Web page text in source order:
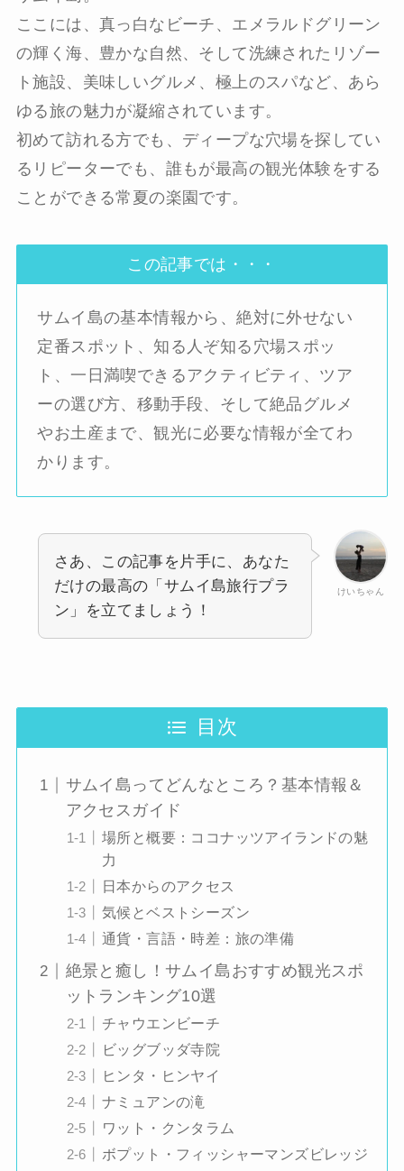
ここには、真っ白なビーチ、エメラルドグリーン
の輝く海、豊かな自然、そして洗練されたリゾー
ト施設、美味しいグルメ、極上のスパなど、あら
ゆる旅の魅力が凝縮されています。
初めて訪れる方でも、ディープな穴場を探してい
るリピーターでも、誰もが最高の観光体験をする
ことができる常夏の楽園です。
この記事では・・・
サムイ島の基本情報から、絶対に外せない
定番スポット、知る人ぞ知る穴場スポッ
ト、一日満喫できるアクティビティ、ツア
ーの選び方、移動手段、そして絶品グルメ
やお土産まで、観光に必要な情報が全てわ
かります。
けいちゃん
さあ、この記事を片手に、あなた
だけの最高の「サムイ島旅行プラ
ン」を立てましょう！
目次
サムイ島ってどんなところ？基本情報＆
アクセスガイド
場所と概要：ココナッツアイランドの魅
力
日本からのアクセス
気候とベストシーズン
通貨・言語・時差：旅の準備
絶景と癒し！サムイ島おすすめ観光スポ
ットランキング10選
チャウエンビーチ
ビッグブッダ寺院
ヒンタ・ヒンヤイ
ナミュアンの滝
ワット・クンタラム
ボプット・フィッシャーマンズビレッジ